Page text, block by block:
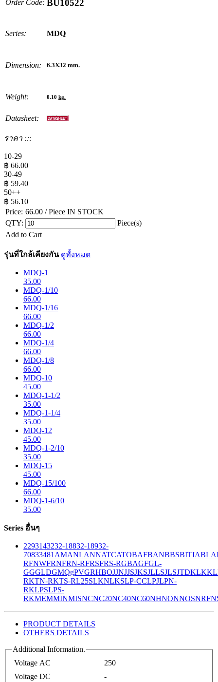
Order Code: BU10522
Series: MDQ
Dimension: 6.3X32 mm.
Weight: 0.10 kg.
Datasheet:
ราคา :::
10-29
฿ 66.00
30-49
฿ 59.40
50++
฿ 56.10
Price: 66.00 / Piece IN STOCK
QTY:
Piece(s)
Add to Cart
รุ่นที่ใกล้เคียงกัน ดูทั้งหมด
MDQ-1
35.00
MDQ-1/10
66.00
MDQ-1/16
66.00
MDQ-1/2
66.00
MDQ-1/4
66.00
MDQ-1/8
66.00
MDQ-10
45.00
MDQ-1-1/2
35.00
MDQ-1-1/4
35.00
MDQ-12
45.00
MDQ-1-2/10
35.00
MDQ-15
45.00
MDQ-15/100
66.00
MDQ-1-6/10
35.00
Series อื่นๆ
2293143232-18832-18932-
70833481 AMANLANNATCATOBAFBANBBSBITIABLA
RFNWFRNFRN-RFRSFRS-RGBAGFGL-
GGGLDGMQgPVGRHBOJJNJJSJKSJLLSJLSJTDKLK
RKTN-RKTS-RL25SLKNLKSLP-CCLPJLPN-
RKLPSLPS-
RKMEMMINMISNCNC20NC40NC60NHNONNOSNRF
PRODUCT DETAILS
OTHERS DETAILS
Additional Information.
Voltage AC
250
Voltage DC
-